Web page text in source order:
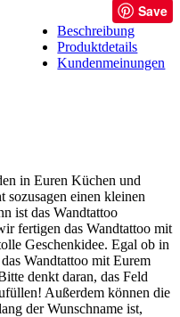
Save
Beschreibung
Produktdetails
Kundenmeinungen
in Euren Küchen und
sozusagen einen kleinen
ist das Wandtattoo
fertigen das Wandtattoo mit
Geschenkidee. Egal ob in
Wandtattoo mit Eurem
denkt daran, das Feld
Außerdem können die
der Wunschname ist,